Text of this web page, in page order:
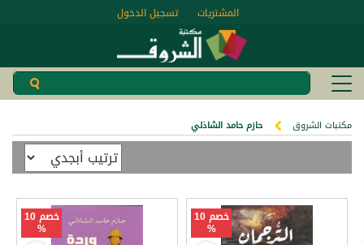
تسجيل الدخول المشتريات
مكتبات الشروق حازم حامد الشاذلي
خصم 10
%
خصم 10
%